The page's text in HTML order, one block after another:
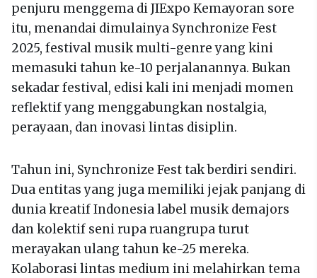
penjuru menggema di JIExpo Kemayoran sore
itu, menandai dimulainya Synchronize Fest
2025, festival musik multi-genre yang kini
memasuki tahun ke-10 perjalanannya. Bukan
sekadar festival, edisi kali ini menjadi momen
reflektif yang menggabungkan nostalgia,
perayaan, dan inovasi lintas disiplin.
Tahun ini, Synchronize Fest tak berdiri sendiri.
Dua entitas yang juga memiliki jejak panjang di
dunia kreatif Indonesia label musik demajors
dan kolektif seni rupa ruangrupa turut
merayakan ulang tahun ke-25 mereka.
Kolaborasi lintas medium ini melahirkan tema